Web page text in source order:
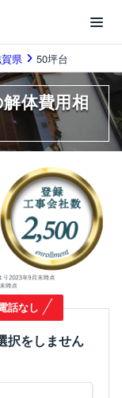
県 50坪台
体費用相
話なし
択をしません